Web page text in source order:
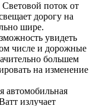
поток от
дорогу на
шире.
увидеть
числе и дорожные
большем
на изменение
автомобильная
излучает